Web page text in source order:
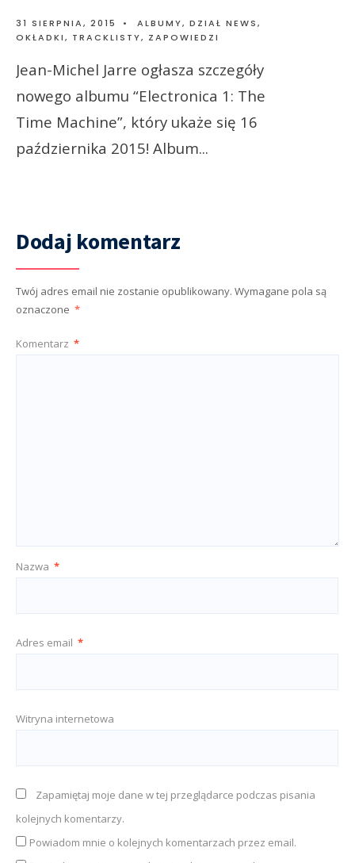
31 SIERPNIA, 2015 • ALBUMY, DZIAŁ NEWS,
OKŁADKI, TRACKLISTY, ZAPOWIEDZI
Jean-Michel Jarre ogłasza szczegóły
nowego albumu “Electronica 1: The
Time Machine”, który ukaże się 16
października 2015! Album...
Dodaj komentarz
Twój adres email nie zostanie opublikowany. Wymagane pola są
oznaczone *
Komentarz *
Nazwa *
Adres email *
Witryna internetowa
Zapamiętaj moje dane w tej przeglądarce podczas pisania
kolejnych komentarzy.
Powiadom mnie o kolejnych komentarzach przez email.